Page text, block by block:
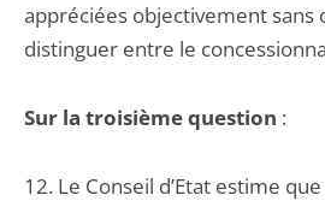
appréciées objectivement sans
distinguer entre le
Sur la troisième question :
12. Le Conseil d’Etat estime